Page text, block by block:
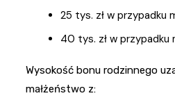
25 tys. zł w przypadku
40 tys. zł w przypadku
Wysokość bonu rodzinnego
małżeństwo z: